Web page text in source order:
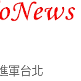
軍台北